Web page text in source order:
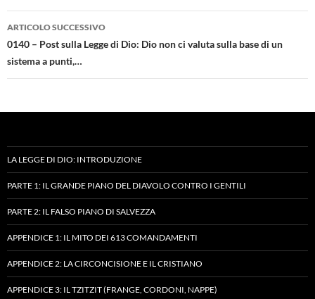
ARTICOLO SUCCESSIVO
0140 – Post sulla Legge di Dio: Dio non ci valuta sulla base di un
sistema a punti,…
LA LEGGE DI DIO: INTRODUZIONE
PARTE 1: IL GRANDE PIANO DEL DIAVOLO CONTRO I GENTILI
PARTE 2: IL FALSO PIANO DI SALVEZZA
APPENDICE 1: IL MITO DEI 613 COMANDAMENTI
APPENDICE 2: LA CIRCONCISIONE E IL CRISTIANO
APPENDICE 3: IL TZITZIT (FRANGE, CORDONI, NAPPE)